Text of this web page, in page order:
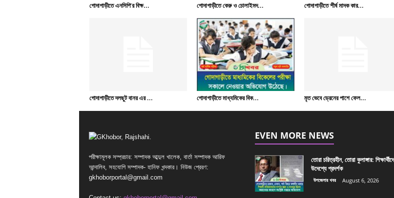
গোদাগাড়ীতে এনসিপি’র বিক্ষ... গোদাগাড়ীতে কেরু ও চোলাইমদ... গোদাগাড়ীতে শীর্ষ মাদক কার...
গোদাগাড়ীতে দলছুট বানর এর ... গোদাগাড়ীতে মাধ্যমিকের বিক... মৃত ভেবে ড্রেনের পাশে ফেল...
পরীক্ষামূলক সম্প্রচার: সম্পাদক আব্দুল খালেক, বার্তা সম্পাদক আরিফ
আন্দালিব, সহযোগি সম্পাদক- হানিফ খন্দকার। নিউজ প্রেরণ:
gkhoborportal@gmail.com
EVEN MORE NEWS
তোরা চরিত্রহীন, তোরা কুলাঙ্গার:
উদেশ্যে প্রদর্শক
উপজেলার খবর August 6, 2026